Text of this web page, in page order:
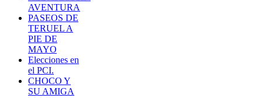
AVENTURA
PASEOS DE
TERUEL A
PIE DE
MAYO
Elecciones en
el PCI.
CHOCO Y
SU AMIGA